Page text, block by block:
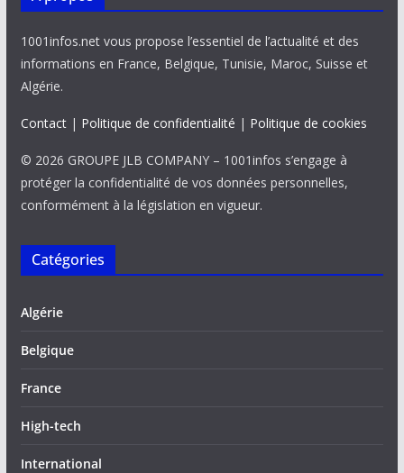
1001infos.net vous propose l’essentiel de l’actualité et des
informations en France, Belgique, Tunisie, Maroc, Suisse et
Algérie.
Contact| Politique de confidentialité | Politique de cookies
© 2026 GROUPE JLB COMPANY – 1001infos s’engage à
protéger la confidentialité de vos données personnelles,
conformément à la législation en vigueur.
Catégories
Algérie
Belgique
France
High-tech
International